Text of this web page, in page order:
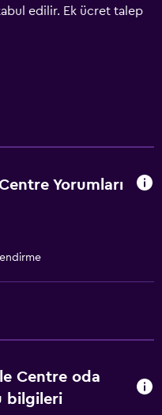
edilir. Ek ücret talep
Yorumları
Centre oda
bilgileri